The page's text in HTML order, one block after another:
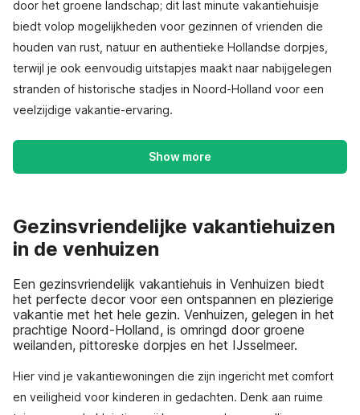
door het groene landschap; dit last minute vakantiehuisje
biedt volop mogelijkheden voor gezinnen of vrienden die
houden van rust, natuur en authentieke Hollandse dorpjes,
terwijl je ook eenvoudig uitstapjes maakt naar nabijgelegen
stranden of historische stadjes in Noord-Holland voor een
veelzijdige vakantie-ervaring.
Show more
Gezinsvriendelijke vakantiehuizen
in de venhuizen
Een gezinsvriendelijk vakantiehuis in Venhuizen biedt
het perfecte decor voor een ontspannen en plezierige
vakantie met het hele gezin. Venhuizen, gelegen in het
prachtige Noord-Holland, is omringd door groene
weilanden, pittoreske dorpjes en het IJsselmeer.
Hier vind je vakantiewoningen die zijn ingericht met comfort
en veiligheid voor kinderen in gedachten. Denk aan ruime